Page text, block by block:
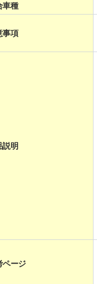
車種
事項
説明
ページ